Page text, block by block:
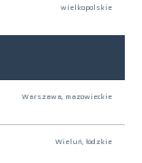
wielkopolskie
Warszawa, mazowieckie
Wieluń, łódzkie